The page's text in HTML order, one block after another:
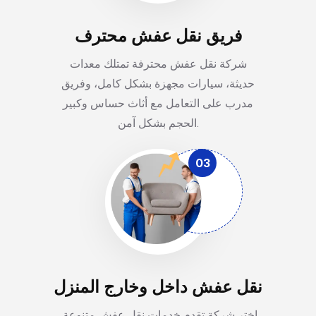
فريق نقل عفش محترف
شركة نقل عفش محترفة تمتلك معدات
حديثة، سيارات مجهزة بشكل كامل، وفريق
مدرب على التعامل مع أثاث حساس وكبير
الحجم بشكل آمن.
03
نقل عفش داخل وخارج المنزل